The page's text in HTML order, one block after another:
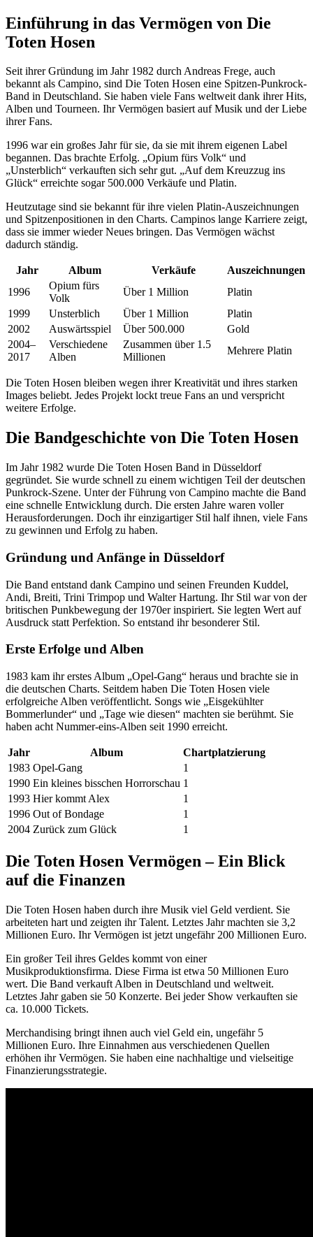
Einführung in das Vermögen von Die
Toten Hosen
Seit ihrer Gründung im Jahr 1982 durch Andreas Frege, auch
bekannt als Campino, sind Die Toten Hosen eine Spitzen-Punkrock-
Band in Deutschland. Sie haben viele Fans weltweit dank ihrer Hits,
Alben und Tourneen. Ihr Vermögen basiert auf Musik und der Liebe
ihrer Fans.
1996 war ein großes Jahr für sie, da sie mit ihrem eigenen Label
begannen. Das brachte Erfolg. „Opium fürs Volk“ und
„Unsterblich“ verkauften sich sehr gut. „Auf dem Kreuzzug ins
Glück“ erreichte sogar 500.000 Verkäufe und Platin.
Heutzutage sind sie bekannt für ihre vielen Platin-Auszeichnungen
und Spitzenpositionen in den Charts. Campinos lange Karriere zeigt,
dass sie immer wieder Neues bringen. Das Vermögen wächst
dadurch ständig.
Jahr Album Verkäufe
Auszeichnungen
1996
Opium fürs
Volk
Über 1 Million
Platin
1999
Unsterblich Über 1 Million
Platin
2002
Auswärtsspiel Über 500.000
Gold
2004–
2017
Verschiedene
Alben
Zusammen über 1.5
Millionen
Mehrere Platin
Die Toten Hosen bleiben wegen ihrer Kreativität und ihres starken
Images beliebt. Jedes Projekt lockt treue Fans an und verspricht
weitere Erfolge.
Die Bandgeschichte von Die Toten Hosen
Im Jahr 1982 wurde Die Toten Hosen Band in Düsseldorf
gegründet. Sie wurde schnell zu einem wichtigen Teil der deutschen
Punkrock-Szene. Unter der Führung von Campino machte die Band
eine schnelle Entwicklung durch. Die ersten Jahre waren voller
Herausforderungen. Doch ihr einzigartiger Stil half ihnen, viele Fans
zu gewinnen und Erfolg zu haben.
Gründung und Anfänge in Düsseldorf
Die Band entstand dank Campino und seinen Freunden Kuddel,
Andi, Breiti, Trini Trimpop und Walter Hartung. Ihr Stil war von der
britischen Punkbewegung der 1970er inspiriert. Sie legten Wert auf
Ausdruck statt Perfektion. So entstand ihr besonderer Stil.
Erste Erfolge und Alben
1983 kam ihr erstes Album „Opel-Gang“ heraus und brachte sie in
die deutschen Charts. Seitdem haben Die Toten Hosen viele
erfolgreiche Alben veröffentlicht. Songs wie „Eisgekühlter
Bommerlunder“ und „Tage wie diesen“ machten sie berühmt. Sie
haben acht Nummer-eins-Alben seit 1990 erreicht.
Jahr Album
Chartplatzierung
1983 Opel-Gang
1
1990 Ein kleines bisschen Horrorschau 1
1993 Hier kommt Alex
1
1996 Out of Bondage
1
2004 Zurück zum Glück 1
Die Toten Hosen Vermögen – Ein Blick
auf die Finanzen
Die Toten Hosen haben durch ihre Musik viel Geld verdient. Sie
arbeiteten hart und zeigten ihr Talent. Letztes Jahr machten sie 3,2
Millionen Euro. Ihr Vermögen ist jetzt ungefähr 200 Millionen Euro.
Ein großer Teil ihres Geldes kommt von einer
Musikproduktionsfirma. Diese Firma ist etwa 50 Millionen Euro
wert. Die Band verkauft Alben in Deutschland und weltweit.
Letztes Jahr gaben sie 50 Konzerte. Bei jeder Show verkauften sie
ca. 10.000 Tickets.
Merchandising bringt ihnen auch viel Geld ein, ungefähr 5
Millionen Euro. Ihre Einnahmen aus verschiedenen Quellen
erhöhen ihr Vermögen. Sie haben eine nachhaltige und vielseitige
Finanzierungsstrategie.